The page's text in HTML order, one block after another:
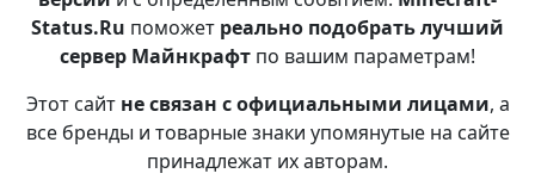
Status.Ru поможет реально подобрать лучший
сервер Майнкрафт по вашим параметрам!
Этот сайт не связан с официальными лицами, а
все бренды и товарные знаки упомянутые на сайте
принадлежат их авторам.